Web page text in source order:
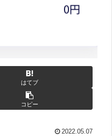
はてブ
コピー
2022.05.07